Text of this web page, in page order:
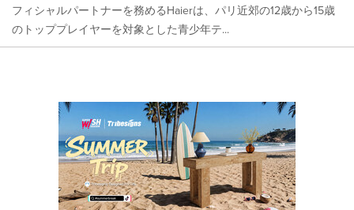
フィシャルパートナーを務めるHaierは、パリ近郊の12歳から15歳
のトッププレイヤーを対象とした青少年テ...